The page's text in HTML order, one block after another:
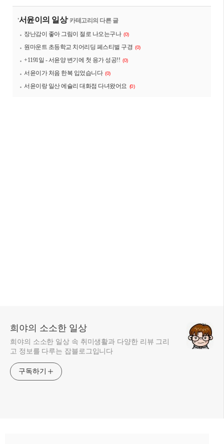
'서윤이의 일상' 카테고리의 다른 글
장난감이 좋아 그림이 절로 나오는구나 (0)
원마운트 초등학교 치어리딩 페스티벌 구경 (0)
+1191일 - 서윤양 변기에 첫 응가 성공!! (0)
서윤이가 처음 한복 입었습니다 (0)
서윤이랑 일산 에슐리 대화점 다녀왔어요 (0)
희야의 소소한 일상
희야의 소소한 일상 속 취미생활과 다양한 리뷰 그리
고 정보를 다루는 잡블로그입니다
구독하기